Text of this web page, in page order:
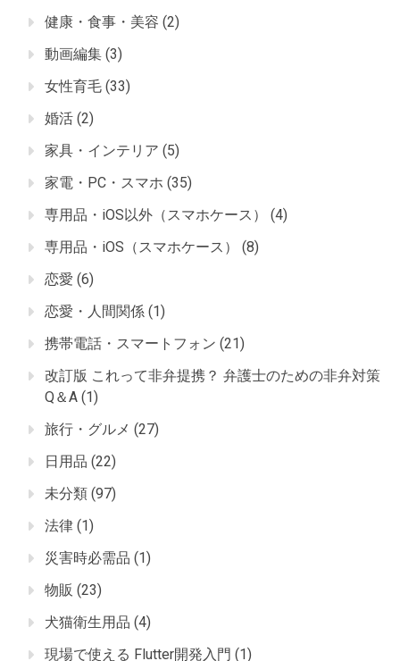
健康・食事・美容 (2)
動画編集 (3)
女性育毛 (33)
婚活 (2)
家具・インテリア (5)
家電・PC・スマホ (35)
専用品・iOS以外（スマホケース）
(4)
専用品・iOS（スマホケース）
(8)
恋愛 (6)
恋愛・人間関係 (1)
携帯電話・スマートフォン (21)
改訂版 これって非弁提携？ 弁護士のための非弁対策
Q＆A (1)
旅行・グルメ (27)
日用品 (22)
未分類 (97)
法律 (1)
災害時必需品 (1)
物販 (23)
犬猫衛生用品 (4)
現場で使える Flutter開発入門 (1)